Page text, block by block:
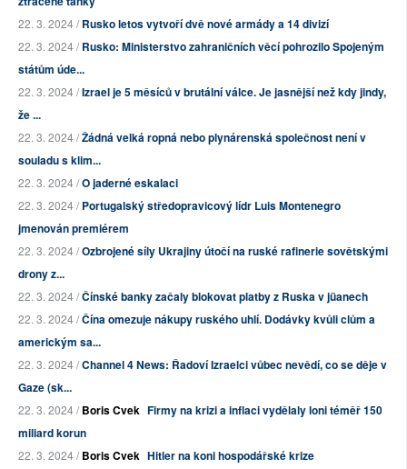
22. 3. 2024 /Rusko letos vytvoří dvě nové armády a 14 divizí
22. 3. 2024 /Rusko: Ministerstvo zahraničních věcí pohrozilo Spojeným
státům úde...
22. 3. 2024 /Izrael je 5 měsíců v brutální válce. Je jasnější než kdy jindy,
že ...
22. 3. 2024 /Žádná velká ropná nebo plynárenská společnost není v
souladu s klim...
22. 3. 2024 /O jaderné eskalaci
22. 3. 2024 /Portugalský středopravicový lídr Luis Montenegro
jmenován premiérem
22. 3. 2024 /Ozbrojené síly Ukrajiny útočí na ruské rafinerie sovětskými
drony z...
22. 3. 2024 /Čínské banky začaly blokovat platby z Ruska v jüanech
22. 3. 2024 /Čína omezuje nákupy ruského uhlí. Dodávky kvůli clům a
americkým sa...
22. 3. 2024 /Channel 4 News: Řadoví Izraelci vůbec nevědí, co se děje v
Gaze (sk...
22. 3. 2024 /Boris Cvek Firmy na krizi a inflaci vydělaly loni téměř 150
miliard korun
22. 3. 2024 /Boris Cvek Hitler na koni hospodářské krize